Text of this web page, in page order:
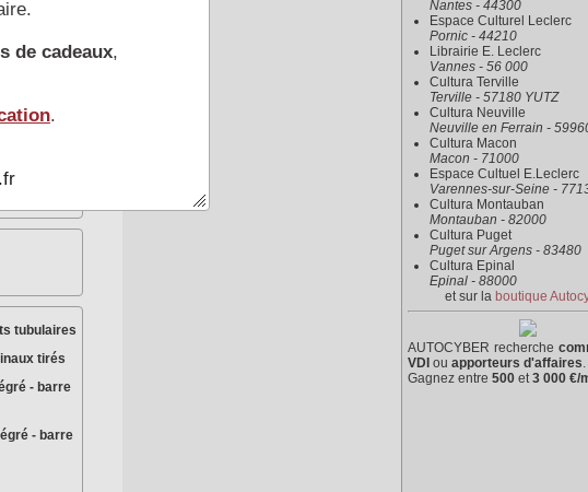
tubulaires
tirés
- barre
Nantes - 44300
Espace Culturel Leclerc
Pornic - 44210
Librairie E. Leclerc
Vannes - 56 000
Cultura Terville
Terville - 57180 YUTZ
Cultura Neuville
Neuville en Ferrain -
Cultura Macon
Macon - 71000
Espace Cultuel E.Leclerc
Varennes-sur-Seine -
Cultura Montauban
Montauban - 82000
Cultura Puget
Puget sur Argens - 83480
Cultura Epinal
Epinal - 88000
et sur la boutique
AUTOCYBER recherche
VDI ou apporteurs d'affaires.
Gagnez entre 500 et3 000 €/
de cadeaux,
.